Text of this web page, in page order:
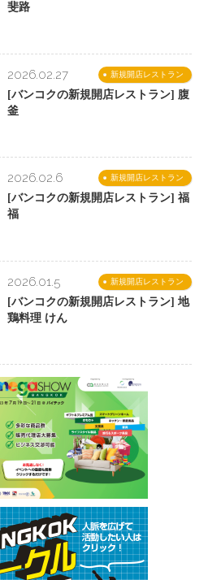
斐路
新規開店レストラン
2026.02.27
[バンコクの新規開店レストラン] 腹
釜
新規開店レストラン
2026.02.6
[バンコクの新規開店レストラン] 福
福
新規開店レストラン
2026.01.5
[バンコクの新規開店レストラン] 地
鶏料理 けん